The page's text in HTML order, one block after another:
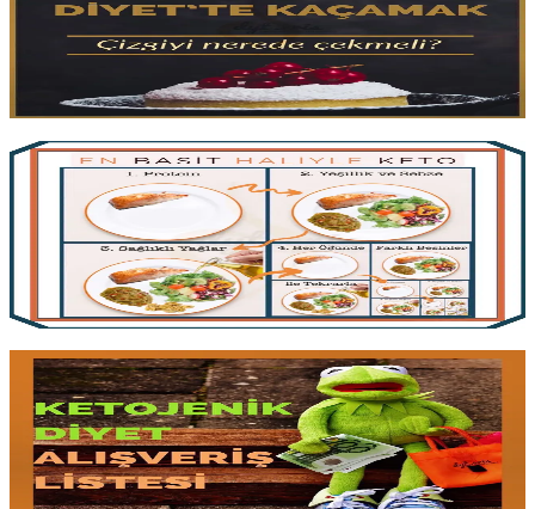
Bir kaçamak ketozisten düşürür, ama bu felaket değil.Adaptasyon
sürecini daha hızlı tamamlamak,kaçamak sonrası toparlanmak
uzun vadeli sürdürülebilirliği korumak için pratik stratejiler.
Yazıyı oku 2 dk okuma
En Basit Haliyle Ketojenik Diyet
Keto karmaşık değil;tek kural ketoziste kalmak. Protein,
olmayan sebzeler
ve sağlıklı yağdan kurulu basit denklem.
Sürdürülebilirliğin nedenmakrolara ve ölçümlere görebile önde
Yazıyı oku 3 dk okuma
Ketojenik Diyet: Alışveriş Listesi
Ne alacağınızı bilmedenmarkete gitmeyin. Ketojenik diyete
başlarken uygun olan ve olmayan gıdaların kapsamlı listesi, etiket
okuma rehberi ve ambalajlardakigizli karbonhidratlarınasıl
yakalarsınız.